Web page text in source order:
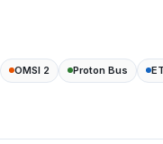
OMSI 2 Proton Bus